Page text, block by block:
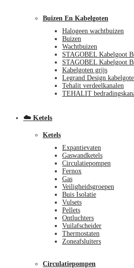
Buizen En Kabelgoten
Halogeen wachtbuizen
Buizen
Wachtbuizen
STAGOBEL Kabelgoot
STAGOBEL Kabelgoot
Kabelgoten grijs
Legrand Design
Tehalit verdeelkanalen
TEHALIT
☁️ Ketels
Ketels
Expantievaten
Gaswandketels
Circulatiepompen
Fernox
Gas
Veiligheidsgroepen
Buis Isolatie
Vulsets
Pellets
Ontluchters
Vuilafscheider
Thermostaten
Zoneafsluiters
Circulatiepompen